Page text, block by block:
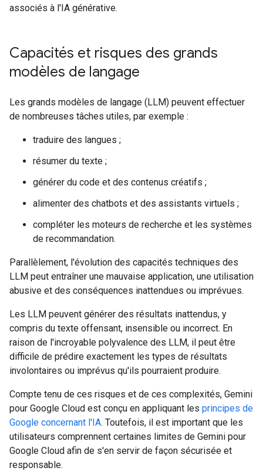
associés à l'IA générative.
Capacités et risques des grands
modèles de langage
Les grands modèles de langage (LLM) peuvent effectuer
de nombreuses tâches utiles, par exemple :
traduire des langues ;
résumer du texte ;
générer du code et des contenus créatifs ;
alimenter des chatbots et des assistants virtuels ;
compléter les moteurs de recherche et les systèmes
de recommandation.
Parallèlement, l'évolution des capacités techniques des
LLM peut entraîner une mauvaise application, une utilisation
abusive et des conséquences inattendues ou imprévues.
Les LLM peuvent générer des résultats inattendus, y
compris du texte offensant, insensible ou incorrect. En
raison de l'incroyable polyvalence des LLM, il peut être
difficile de prédire exactement les types de résultats
involontaires ou imprévus qu'ils pourraient produire.
Compte tenu de ces risques et de ces complexités, Gemini
pour Google Cloud est conçu en appliquant les principes de
Google concernant l'IA. Toutefois, il est important que les
utilisateurs comprennent certaines limites de Gemini pour
Google Cloud afin de s'en servir de façon sécurisée et
responsable.